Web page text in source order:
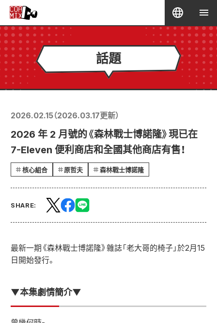
話題
2026.02.15（2026.03.17更新）
2026 年 2 月號的《森林戰士博諾隆》現已在
7-Eleven 便利商店和全國其他商店有售！
核心組合 原哲夫 森林戰士博諾隆
SHARE:
最新一期《森林戰士博諾隆》雜誌「老大哥的椅子」於2月15
日開始發行。
▼本集劇情簡介▼